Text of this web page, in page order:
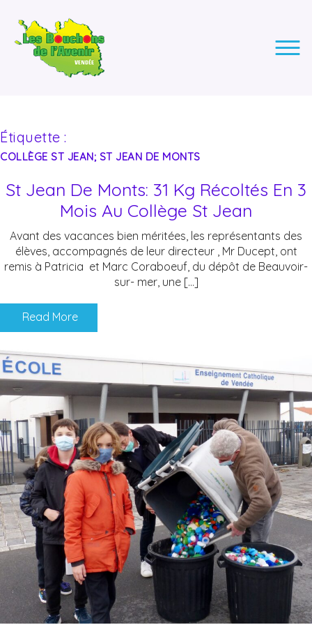
Étiquette :
COLLÈGE ST JEAN; ST JEAN DE MONTS
St Jean De Monts: 31 Kg Récoltés En 3
Mois Au Collège St Jean
Avant des vacances bien méritées, les représentants des
élèves, accompagnés de leur directeur , Mr Ducept, ont
remis à Patricia et Marc Coraboeuf, du dépôt de Beauvoir-
sur- mer, une […]
Read More